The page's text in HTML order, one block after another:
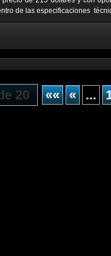
de las especificaciones
20 «« « ...